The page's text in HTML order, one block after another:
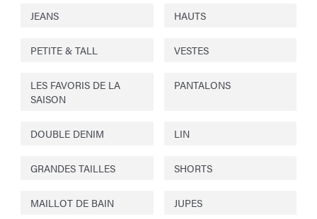
JEANS HAUTS
PETITE & TALL VESTES
LES FAVORIS DE LA
SAISON
PANTALONS
DOUBLE DENIM LIN
GRANDES TAILLES SHORTS
MAILLOT DE BAIN JUPES